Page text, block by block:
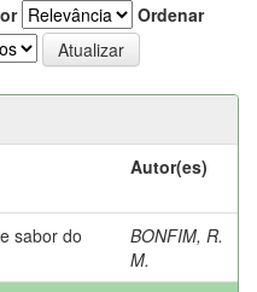
Ordenar
Autor(es)
sabor do
BONFIM, R.
M.